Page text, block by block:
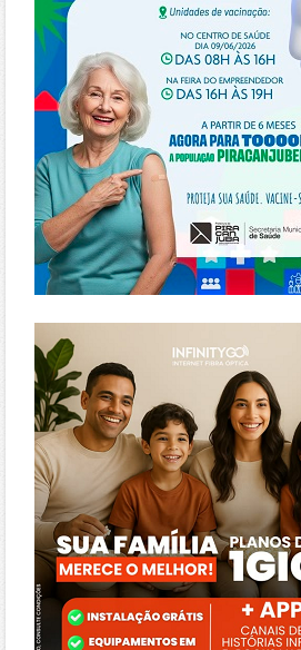
https://www.infinitygo.com.br/